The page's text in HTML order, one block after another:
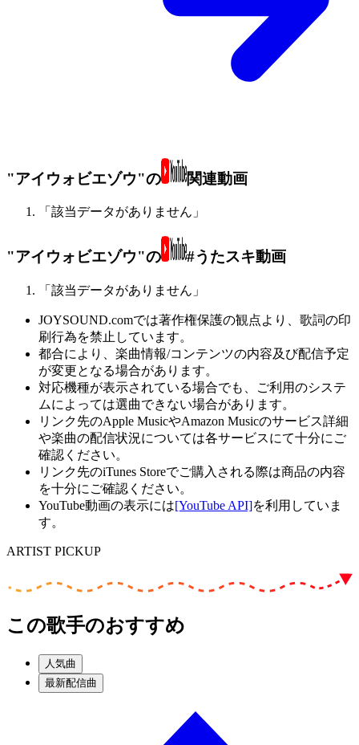
"アイウォビエゾウ"の 関連動画
「該当データがありません」
"アイウォビエゾウ"の #うたスキ動画
「該当データがありません」
JOYSOUND.comでは著作権保護の観点より、歌詞の印
刷行為を禁止しています。
都合により、楽曲情報/コンテンツの内容及び配信予定
が変更となる場合があります。
対応機種が表示されている場合でも、ご利用のシステ
ムによっては選曲できない場合があります。
リンク先のApple MusicやAmazon Musicのサービス詳細
や楽曲の配信状況については各サービスにて十分にご
確認ください。
リンク先のiTunes Storeでご購入される際は商品の内容
を十分にご確認ください。
YouTube動画の表示には[YouTube API]を利用していま
す。
ARTIST PICKUP
この歌手のおすすめ
人気曲
最新配信曲